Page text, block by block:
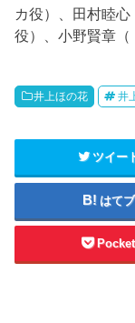
カ役）、田村睦
役）、小野賢章
井上ほの花 井
ツイー
はてブ
Pocket